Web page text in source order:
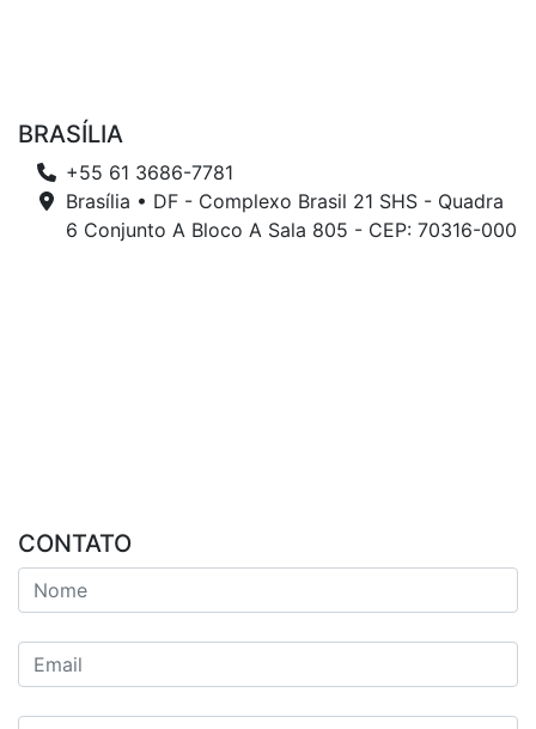
BRASÍLIA
+55 61 3686-7781
Brasília • DF - Complexo Brasil 21 SHS - Quadra
6 Conjunto A Bloco A Sala 805 - CEP: 70316-000
CONTATO